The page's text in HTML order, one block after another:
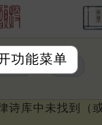
功能菜单
诗库中未找到（